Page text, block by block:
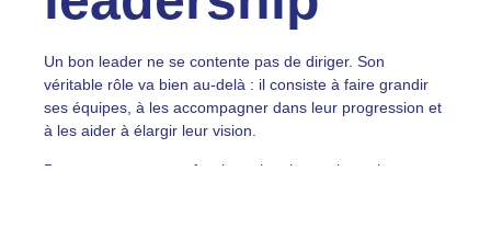
Un bon leader ne se contente pas de diriger. Son
véritable rôle va bien au-delà : il consiste à faire grandir
ses équipes, à les accompagner dans leur progression et
à les aider à élargir leur vision.
Dans un contexte professionnel toujours plus exigeant,